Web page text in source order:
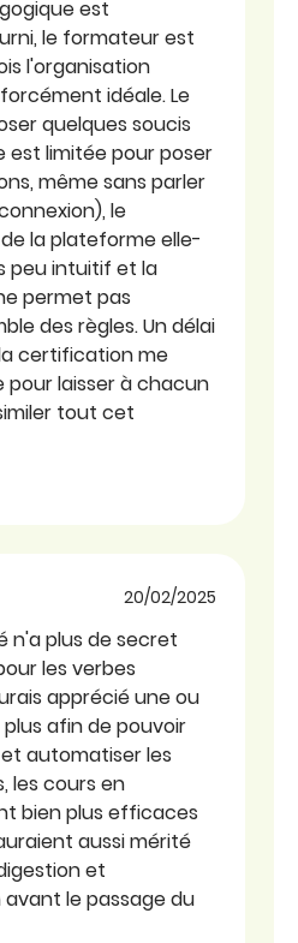
est
le formateur est
l'organisation
idéale. Le
quelques soucis
est limitée pour poser
même sans parler
le
la plateforme elle-
peu intuitif et la
permet pas
des règles. Un délai
certification me
laisser à chacun
tout cet
sous forme d'étoiles
20/02/2025
n'a plus de secret
les verbes
apprécié une ou
afin de pouvoir
automatiser les
les cours en
bien plus efficaces
aussi mérité
et
le passage du